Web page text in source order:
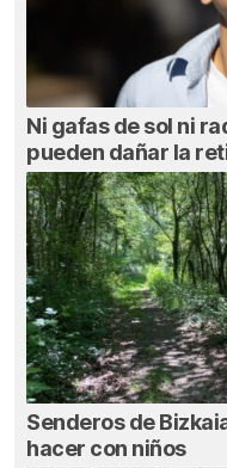
Ni gafas de sol ni
pueden dañar la
Senderos de
hacer con niños